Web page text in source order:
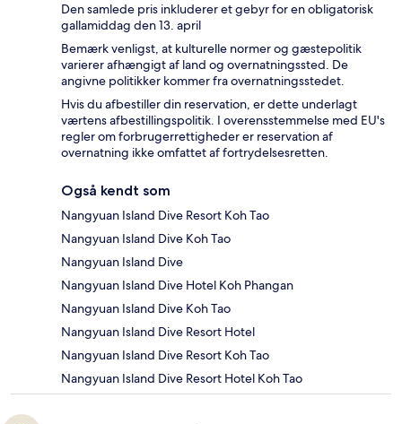
Den samlede pris inkluderer et gebyr for en obligatorisk
gallamiddag den 13. april
Bemærk venligst, at kulturelle normer og gæstepolitik
varierer afhængigt af land og overnatningssted. De
angivne politikker kommer fra overnatningsstedet.
Hvis du afbestiller din reservation, er dette underlagt
værtens afbestillingspolitik. I overensstemmelse med EU's
regler om forbrugerrettigheder er reservation af
overnatning ikke omfattet af fortrydelsesretten.
Også kendt som
Nangyuan Island Dive Resort Koh Tao
Nangyuan Island Dive Koh Tao
Nangyuan Island Dive
Nangyuan Island Dive Hotel Koh Phangan
Nangyuan Island Dive Koh Tao
Nangyuan Island Dive Resort Hotel
Nangyuan Island Dive Resort Koh Tao
Nangyuan Island Dive Resort Hotel Koh Tao